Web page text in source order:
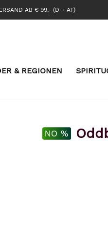
AB € 99,- (D + AT)
& REGIONEN